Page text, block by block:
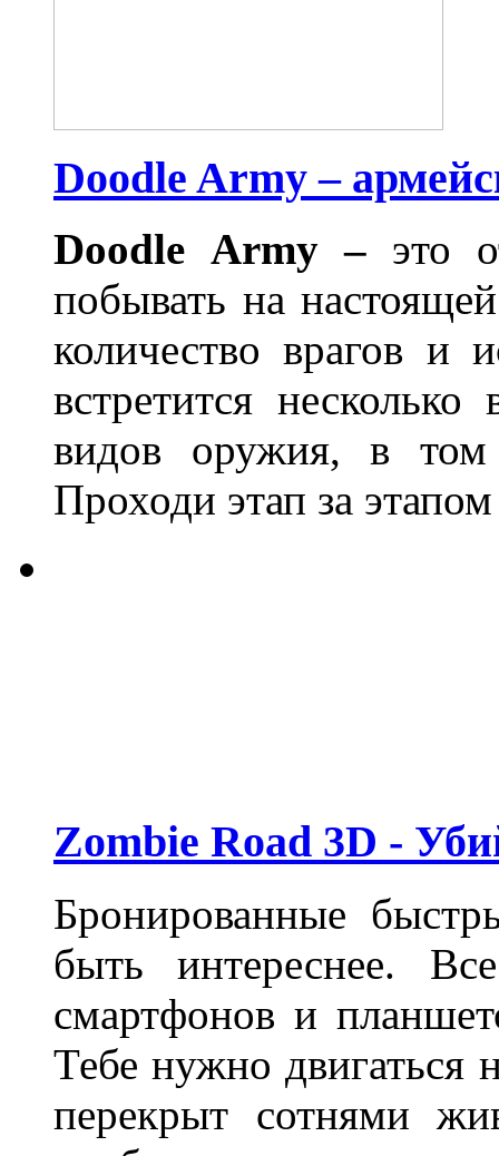
Doodle Army –
Doodle Army – это
побывать на
количество врагов и
встретится
видов оружия, в
Проходи этап за
Zombie Road 3D -
Бронированные
быть интереснее.
смартфонов и
Тебе нужно двигаться
перекрыт сотнями